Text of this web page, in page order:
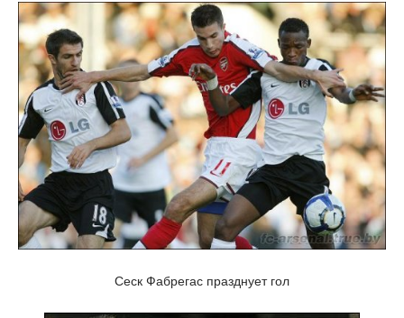
Сеск Фабрегас празднует гол